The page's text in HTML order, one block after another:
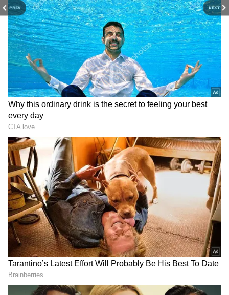
PREV NEXT
ఛానెల్‌లు పుతిన్ - మిజులినా గురించి వార్తలను పోస్ట్
చేస్తున్నాయి. వారు ఇటీవల ఒకరికొకరు సన్నిహితంగా
ఉన్నారని పేర్కొన్నారు. అయితే ఈ బంధానికి సంబంధించి
ఇంకా అధికారికంగా ఎలాంటి సమాచారం రాలేదు.
మిజులినా 2004లో యూనివర్సిటీ ఆఫ్ లండన్‌లోని స్కూల్
ఆఫ్ ఓరియంటల్ అండ్ ఆఫ్రికన్ స్టడీస్ నుండి ఆర్ట్ హిస్టరీలో
అలాగే.. ఇండోనేషియా భాషలో పట్టాభద్రురాలు రష్యా
మీడియా పేర్కొంది. 2017లో సేఫ్ ఇంటర్నెట్ లీగ్‌లో
చేరడానికి ముందు.. ఆమె చైనాను సందర్శించే అధికారిక
రష్యన్ ప్రతినిధులకు ట్రాన్స్ లేటర్ గా పనిచేసింది.
ప్రపంచంలో తొలిసారి న్యాయవాదిని ఓడించిన AI చాట్‌బాట్.. రూ.8.79
లక్షల కేసులో విజయం